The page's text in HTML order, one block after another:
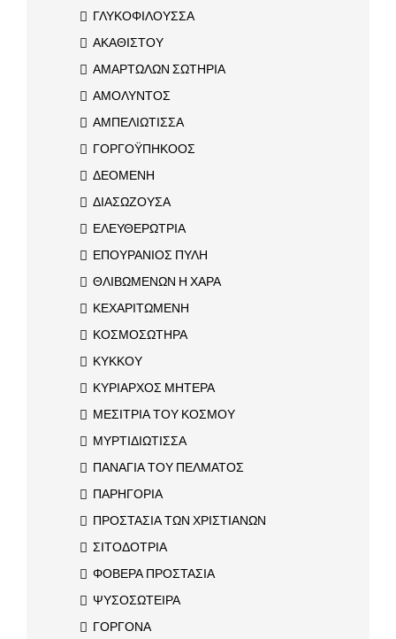
ΓΛΥΚΟΦΙΛΟΥΣΣΑ
ΑΚΑΘΙΣΤΟΥ
ΑΜΑΡΤΩΛΩΝ ΣΩΤΗΡΙΑ
ΑΜΟΛΥΝΤΟΣ
ΑΜΠΕΛΙΩΤΙΣΣΑ
ΓΟΡΓΟΫΠΗΚΟΟΣ
ΔΕΟΜΕΝΗ
ΔΙΑΣΩΖΟΥΣΑ
ΕΛΕΥΘΕΡΩΤΡΙΑ
ΕΠΟΥΡΑΝΙΟΣ ΠΥΛΗ
ΘΛΙΒΩΜΕΝΩΝ Η ΧΑΡΑ
ΚΕΧΑΡΙΤΩΜΕΝΗ
ΚΟΣΜΟΣΩΤΗΡΑ
ΚΥΚΚΟΥ
ΚΥΡΙΑΡΧΟΣ ΜΗΤΕΡΑ
ΜΕΣΙΤΡΙΑ ΤΟΥ ΚΟΣΜΟΥ
ΜΥΡΤΙΔΙΩΤΙΣΣΑ
ΠΑΝΑΓΙΑ ΤΟΥ ΠΕΛΜΑΤΟΣ
ΠΑΡΗΓΟΡΙΑ
ΠΡΟΣΤΑΣΙΑ ΤΩΝ ΧΡΙΣΤΙΑΝΩΝ
ΣΙΤΟΔΟΤΡΙΑ
ΦΟΒΕΡΑ ΠΡΟΣΤΑΣΙΑ
ΨΥΣΟΣΩΤΕΙΡΑ
ΓΟΡΓΟΝΑ